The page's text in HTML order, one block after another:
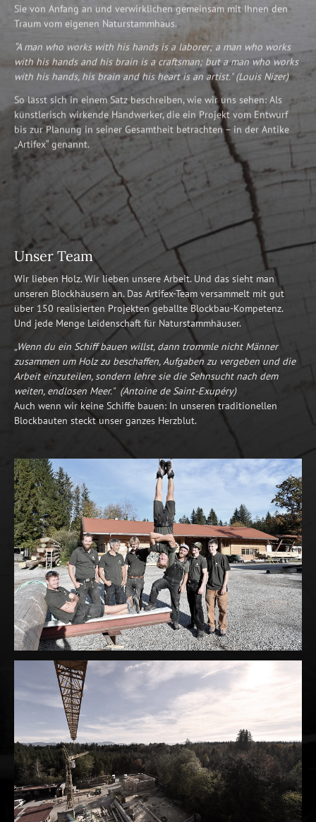
Sie von Anfang an und verwirklichen gemeinsam mit Ihnen den
Traum vom eigenen Naturstammhaus.
“A man who works with his hands is a laborer; a man who works
with his hands and his brain is a craftsman; but a man who works
with his hands, his brain and his heart is an artist." (Louis Nizer)
So lässt sich in einem Satz beschreiben, wie wir uns sehen: Als
künstlerisch wirkende Handwerker, die ein Projekt vom Entwurf
bis zur Planung in seiner Gesamtheit betrachten – in der Antike
„Artifex“ genannt.
Unser Team
Wir lieben Holz. Wir lieben unsere Arbeit. Und das sieht man
unseren Blockhäusern an. Das Artifex-Team versammelt mit gut
über 150 realisierten Projekten geballte Blockbau-Kompetenz.
Und jede Menge Leidenschaft für Naturstammhäuser.
„Wenn du ein Schiff bauen willst, dann trommle nicht Männer
zusammen um Holz zu beschaffen, Aufgaben zu vergeben und die
Arbeit einzuteilen, sondern lehre sie die Sehnsucht nach dem
weiten, endlosen Meer." (Antoine de Saint-Exupéry)
Auch wenn wir keine Schiffe bauen: In unseren traditionellen
Blockbauten steckt unser ganzes Herzblut.